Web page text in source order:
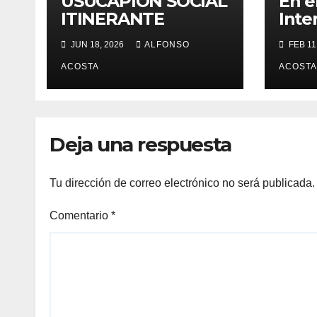
ITINERANTE
JUN 18, 2026 ALFONSO
ACOSTA
FEB
ACOSTA
Deja una respuesta
Tu dirección de correo electrónico no será publicada.
Comentario *